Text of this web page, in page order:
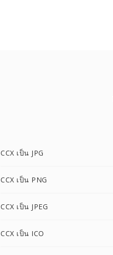
CCX เป็น JPG
CCX เป็น PNG
CCX เป็น JPEG
CCX เป็น ICO